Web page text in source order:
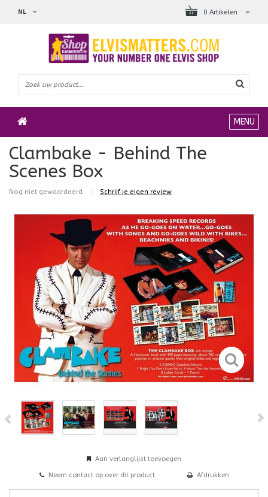
0 Artikelen
NL
MENU
Clambake - Behind The
Scenes Box
Nog niet gewaardeerd Schrijf je eigen review
Aan verlanglijst toevoegen
Neem contact op over dit product Afdrukken